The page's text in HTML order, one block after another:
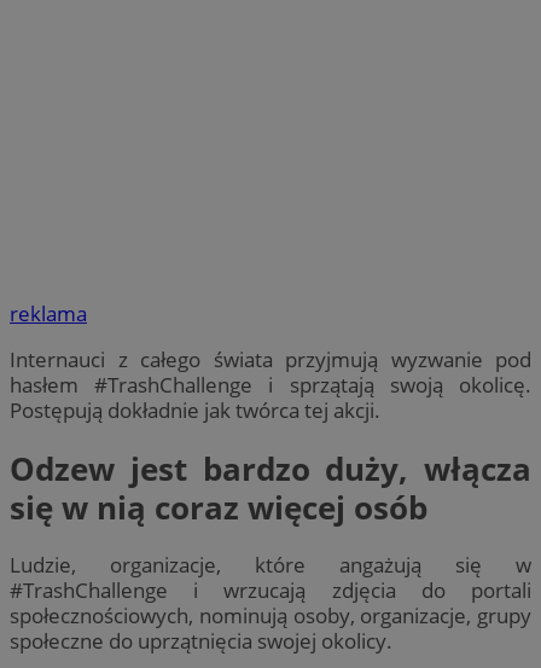
reklama
Internauci z całego świata przyjmują wyzwanie pod
hasłem #TrashChallenge i sprzątają swoją okolicę.
Postępują dokładnie jak twórca tej akcji.
Odzew jest bardzo duży, włącza
się w nią coraz więcej osób
Ludzie, organizacje, które angażują się w
#TrashChallenge i wrzucają zdjęcia do portali
społecznościowych, nominują osoby, organizacje, grupy
społeczne do uprzątnięcia swojej okolicy.